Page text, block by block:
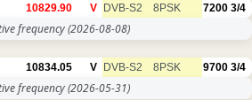
10829.90 V DVB-S2 8PSK 7200 3/4
frequency(2026-08-08)
10834.05 V DVB-S2 8PSK 9700 3/4
frequency(2026-05-31)